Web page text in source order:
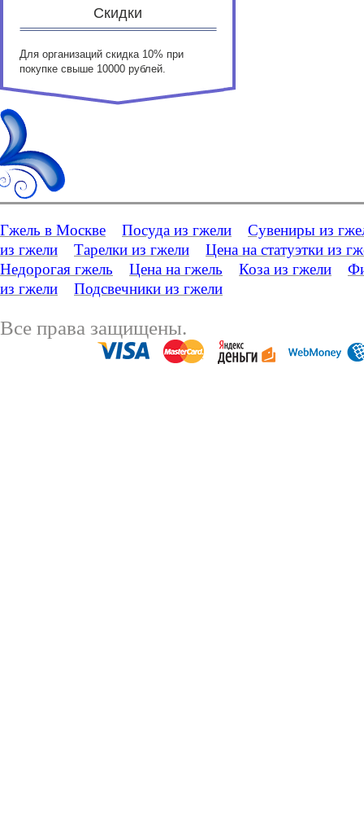
Скидки
Для организаций скидка 10% при
покупке свыше 10000 рублей.
Гжель в Москве Посуда из гжели
Сувениры из
из гжели
Тарелки из гжели
Цена на статуэтки из
Недорогая гжель
Цена на гжель Коза из гжели
из гжели
Подсвечники из гжели
Все права защищены.